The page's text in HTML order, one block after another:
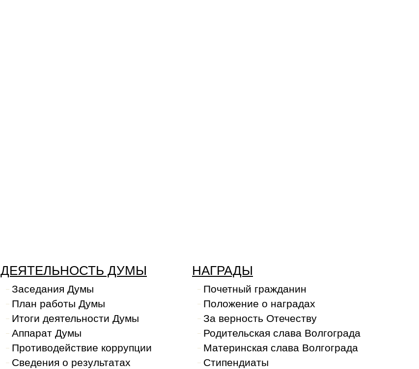
ДЕЯТЕЛЬНОСТЬ ДУМЫ
Заседания Думы
План работы Думы
Итоги деятельности Думы
Аппарат Думы
Противодействие коррупции
Сведения о результатах
НАГРАДЫ
Почетный гражданин
Положение о наградах
За верность Отечеству
Родительская слава Волгограда
Материнская слава Волгограда
Стипендиаты